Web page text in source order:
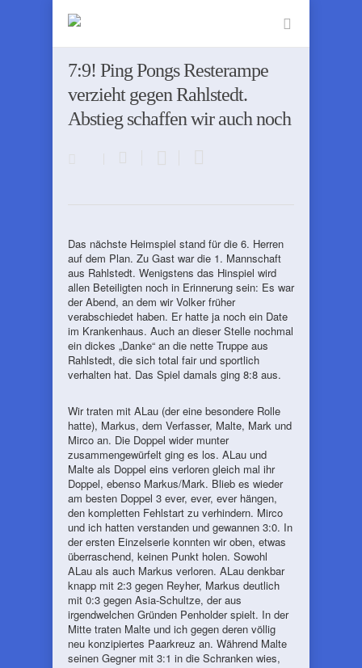
7:9! Ping Pongs Resterampe
verzieht gegen Rahlstedt.
Abstieg schaffen wir auch noch
Das nächste Heimspiel stand für die 6. Herren
auf dem Plan. Zu Gast war die 1. Mannschaft
aus Rahlstedt. Wenigstens das Hinspiel wird
allen Beteiligten noch in Erinnerung sein: Es war
der Abend, an dem wir Volker früher
verabschiedet haben. Er hatte ja noch ein Date
im Krankenhaus. Auch an dieser Stelle nochmal
ein dickes „Danke“ an die nette Truppe aus
Rahlstedt, die sich total fair und sportlich
verhalten hat. Das Spiel damals ging 8:8 aus.
Wir traten mit ALau (der eine besondere Rolle
hatte), Markus, dem Verfasser, Malte, Mark und
Mirco an. Die Doppel wider munter
zusammengewürfelt ging es los. ALau und
Malte als Doppel eins verloren gleich mal ihr
Doppel, ebenso Markus/Mark. Blieb es wieder
am besten Doppel 3 ever, ever, ever hängen,
den kompletten Fehlstart zu verhindern. Mirco
und ich hatten verstanden und gewannen 3:0. In
der ersten Einzelserie konnten wir oben, etwas
überraschend, keinen Punkt holen. Sowohl
ALau als auch Markus verloren. ALau denkbar
knapp mit 2:3 gegen Reyher, Markus deutlich
mit 0:3 gegen Asia-Schultze, der aus
irgendwelchen Gründen Penholder spielt. In der
Mitte traten Malte und ich gegen deren völlig
neu konzipiertes Paarkreuz an. Während Malte
seinen Gegner mit 3:1 in die Schranken wies,